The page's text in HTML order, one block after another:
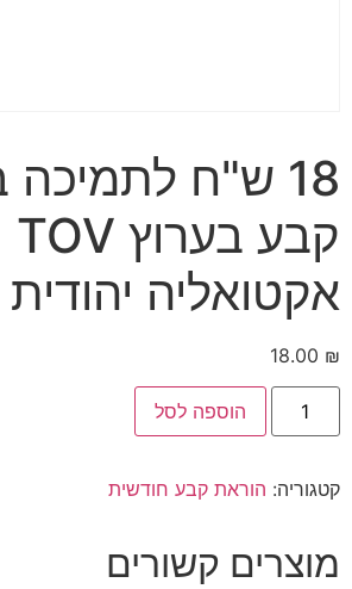
18 ש"ח
קבע בערוץ TOV
אקטואליה יהודית
18.00 ₪
הוספה לסל
קטגוריה: הוראת קבע חודשית
מוצרים קשורים